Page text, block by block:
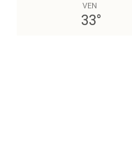
VEN
33°